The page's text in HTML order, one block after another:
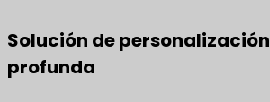
Solución de personalización
profunda